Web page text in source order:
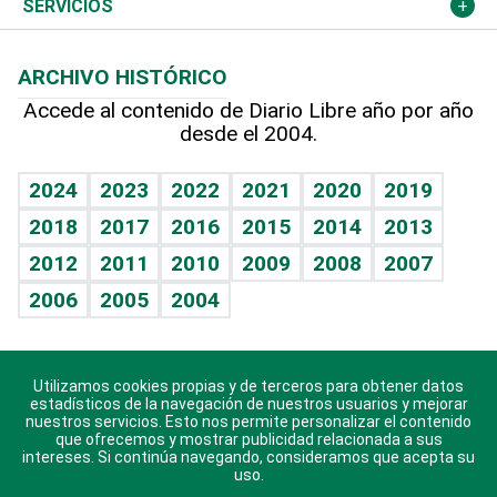
Hablando con el pediatra
Vida y familia
Eñe
Celebrando la vida
Sin complejos
En pocas palabras
Escuchando al corazón
Economía Personal
Línea de hit
TBT Deportivo
Más firmas
Cambio climático
Opinión
Hecho en casa
Guía del dinero
SERVICIOS
Cumpleaños
Horóscopos
Crucigramas
ARCHIVO HISTÓRICO
Accede al contenido de Diario Libre año por año
desde el 2004.
2024 2023 2022 2021 2020
2019
2018
2017 2016 2015 2014
2013
2012
2011 2010 2009 2008
2007
2006
2005 2004
Descarga nuestras aplicaciones para Android, iOS y
sistema Huawei.
Utilizamos cookies propias y de terceros para obtener datos
estadísticos de la navegación de nuestros usuarios y mejorar
nuestros servicios. Esto nos permite personalizar el contenido
que ofrecemos y mostrar publicidad relacionada a sus
intereses. Si continúa navegando, consideramos que acepta su
uso.